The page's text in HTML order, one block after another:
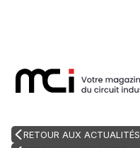
RETOUR AUX ACTUALITÉS